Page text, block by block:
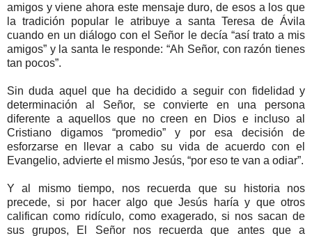
amigos y viene ahora este mensaje duro, de esos a los que
la tradición popular le atribuye a santa Teresa de Ávila
cuando en un diálogo con el Señor le decía “así trato a mis
amigos” y la santa le responde: “Ah Señor, con razón tienes
tan pocos”.
Sin duda aquel que ha decidido a seguir con fidelidad y
determinación al Señor, se convierte en una persona
diferente a aquellos que no creen en Dios e incluso al
Cristiano digamos “promedio” y por esa decisión de
esforzarse en llevar a cabo su vida de acuerdo con el
Evangelio, advierte el mismo Jesús, “por eso te van a odiar”.
Y al mismo tiempo, nos recuerda que su historia nos
precede, si por hacer algo que Jesús haría y que otros
califican como ridículo, como exagerado, si nos sacan de
sus grupos, El Señor nos recuerda que antes que a